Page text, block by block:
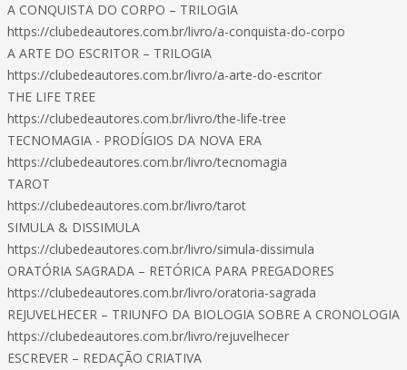
A CONQUISTA DO CORPO – TRILOGIA
https://clubedeautores.com.br/livro/a-conquista-do-corpo
A ARTE DO ESCRITOR – TRILOGIA
https://clubedeautores.com.br/livro/a-arte-do-escritor
THE LIFE TREE
https://clubedeautores.com.br/livro/the-life-tree
TECNOMAGIA - PRODÍGIOS DA NOVA ERA
https://clubedeautores.com.br/livro/tecnomagia
TAROT
https://clubedeautores.com.br/livro/tarot
SIMULA & DISSIMULA
https://clubedeautores.com.br/livro/simula-dissimula
ORATÓRIA SAGRADA – RETÓRICA PARA PREGADORES
https://clubedeautores.com.br/livro/oratoria-sagrada
REJUVELHECER – TRIUNFO DA BIOLOGIA SOBRE A CRONOLOGIA
https://clubedeautores.com.br/livro/rejuvelhecer
ESCREVER – REDAÇÃO CRIATIVA